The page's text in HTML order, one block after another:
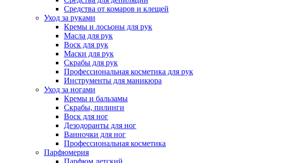
Средства от комаров и клещей
Уход за руками
Кремы и лосьоны для рук
Масла для рук
Воск для рук
Маски для рук
Скрабы для рук
Профессиональная косметика для рук
Инструменты для маникюра
Уход за ногами
Кремы и бальзамы
Скрабы, пилинги
Воск для ног
Дезодоранты для ног
Ванночки для ног
Профессиональная косметика
Парфюмерия
Парфюм детский